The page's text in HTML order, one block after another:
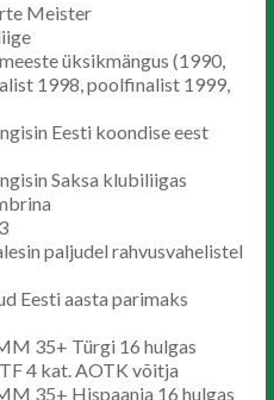
Meister
üksikmängus (1990,
1998, poolfinalist 1999,
Eesti koondise eest
Saksa klubiliigas
paljudel rahvusvahelistel
Eesti aasta parimaks
35+ Türgi 16 hulgas
4 kat. AOTK võitja
35+ Hispaania 16 hulgas